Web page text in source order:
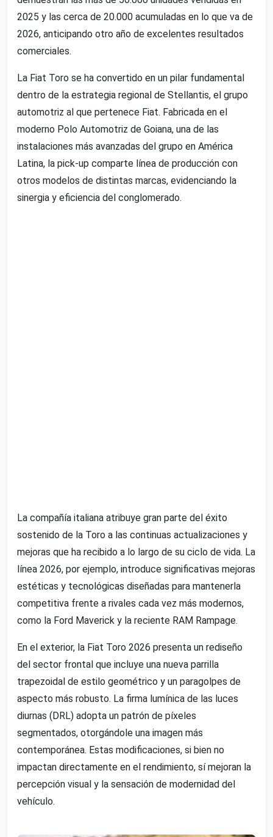
2025 y las cerca de 20.000 acumuladas en lo que va de
2026, anticipando otro año de excelentes resultados
comerciales.
La Fiat Toro se ha convertido en un pilar fundamental
dentro de la estrategia regional de Stellantis, el grupo
automotriz al que pertenece Fiat. Fabricada en el
moderno Polo Automotriz de Goiana, una de las
instalaciones más avanzadas del grupo en América
Latina, la pick-up comparte línea de producción con
otros modelos de distintas marcas, evidenciando la
sinergia y eficiencia del conglomerado.
La compañía italiana atribuye gran parte del éxito
sostenido de la Toro a las continuas actualizaciones y
mejoras que ha recibido a lo largo de su ciclo de vida. La
línea 2026, por ejemplo, introduce significativas mejoras
estéticas y tecnológicas diseñadas para mantenerla
competitiva frente a rivales cada vez más modernos,
como la Ford Maverick y la reciente RAM Rampage.
En el exterior, la Fiat Toro 2026 presenta un rediseño
del sector frontal que incluye una nueva parrilla
trapezoidal de estilo geométrico y un paragolpes de
aspecto más robusto. La firma lumínica de las luces
diurnas (DRL) adopta un patrón de píxeles
segmentados, otorgándole una imagen más
contemporánea. Estas modificaciones, si bien no
impactan directamente en el rendimiento, sí mejoran la
percepción visual y la sensación de modernidad del
vehículo.